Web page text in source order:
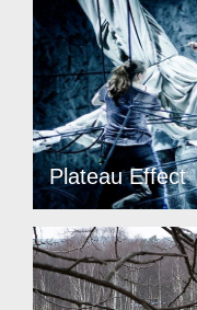
Plateau Effect